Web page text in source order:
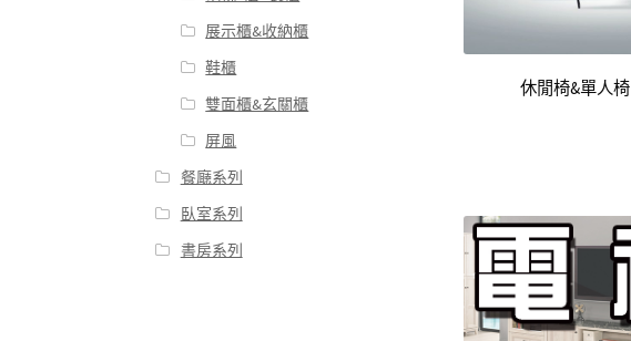
休閒椅&單人椅
展示櫃&收納櫃
鞋櫃
雙面櫃&玄關櫃
屏風
餐廰系列
臥室系列
書房系列